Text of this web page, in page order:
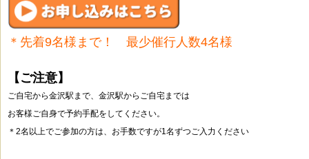
＊先着9名様まで！ 最少催行人数4名様
【ご注意】
ご自宅から金沢駅まで、金沢駅からご自宅までは
お客様ご自身で予約手配をしてください。
＊2名以上でご参加の方は、お手数ですが1名ずつご入力ください